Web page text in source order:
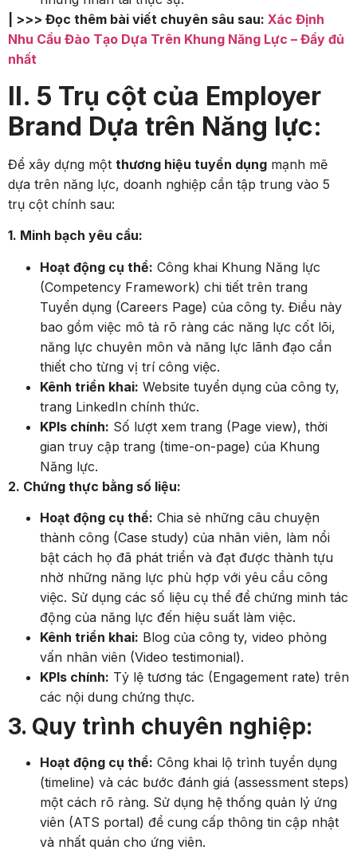
| >>> Đọc thêm bài viết chuyên sâu sau: Xác Định
Nhu Cầu Đào Tạo Dựa Trên Khung Năng Lực – Đầy đủ
nhất
II. 5 Trụ cột của Employer
Brand Dựa trên Năng lực:
Để xây dựng một thương hiệu tuyển dụng mạnh mẽ
dựa trên năng lực, doanh nghiệp cần tập trung vào 5
trụ cột chính sau:
1. Minh bạch yêu cầu:
Hoạt động cụ thể: Công khai Khung Năng lực
(Competency Framework) chi tiết trên trang
Tuyển dụng (Careers Page) của công ty. Điều này
bao gồm việc mô tả rõ ràng các năng lực cốt lõi,
năng lực chuyên môn và năng lực lãnh đạo cần
thiết cho từng vị trí công việc.
Kênh triển khai: Website tuyển dụng của công ty,
trang LinkedIn chính thức.
KPIs chính: Số lượt xem trang (Page view), thời
gian truy cập trang (time-on-page) của Khung
Năng lực.
2. Chứng thực bằng số liệu:
Hoạt động cụ thể: Chia sẻ những câu chuyện
thành công (Case study) của nhân viên, làm nổi
bật cách họ đã phát triển và đạt được thành tựu
nhờ những năng lực phù hợp với yêu cầu công
việc. Sử dụng các số liệu cụ thể để chứng minh tác
động của năng lực đến hiệu suất làm việc.
Kênh triển khai: Blog của công ty, video phỏng
vấn nhân viên (Video testimonial).
KPIs chính: Tỷ lệ tương tác (Engagement rate) trên
các nội dung chứng thực.
3. Quy trình chuyên nghiệp:
Hoạt động cụ thể: Công khai lộ trình tuyển dụng
(timeline) và các bước đánh giá (assessment steps)
một cách rõ ràng. Sử dụng hệ thống quản lý ứng
viên (ATS portal) để cung cấp thông tin cập nhật
và nhất quán cho ứng viên.